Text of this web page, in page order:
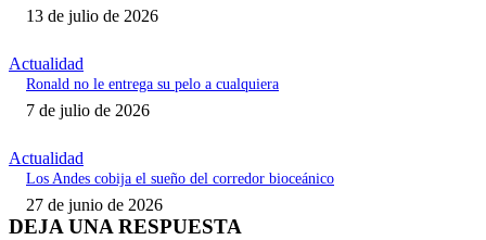
13 de julio de 2026
Actualidad
Ronald no le entrega su pelo a cualquiera
7 de julio de 2026
Actualidad
Los Andes cobija el sueño del corredor bioceánico
27 de junio de 2026
DEJA UNA RESPUESTA